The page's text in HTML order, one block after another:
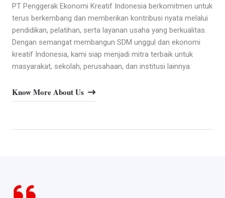
PT Penggerak Ekonomi Kreatif Indonesia berkomitmen untuk
terus berkembang dan memberikan kontribusi nyata melalui
pendidikan, pelatihan, serta layanan usaha yang berkualitas.
Dengan semangat membangun SDM unggul dan ekonomi
kreatif Indonesia, kami siap menjadi mitra terbaik untuk
masyarakat, sekolah, perusahaan, dan institusi lainnya.
Know More About Us